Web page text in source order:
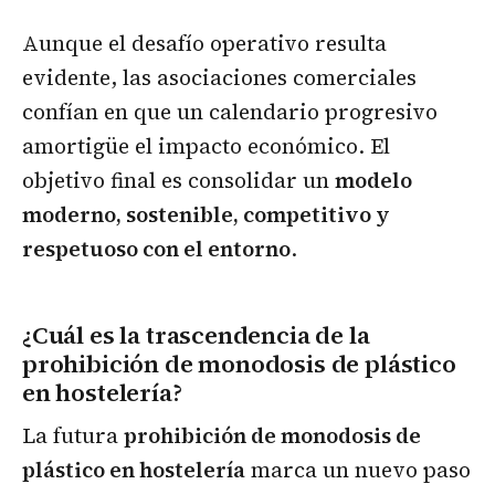
Aunque el desafío operativo resulta
evidente, las asociaciones comerciales
confían en que un calendario progresivo
amortigüe el impacto económico. El
objetivo final es consolidar unmodelo
moderno, sostenible, competitivo y
respetuoso con el entorno.
¿Cuál es la trascendencia de la
prohibición de monodosis de plástico
en hostelería?
La futuraprohibición de monodosis de
plástico en hosteleríamarca un nuevo paso